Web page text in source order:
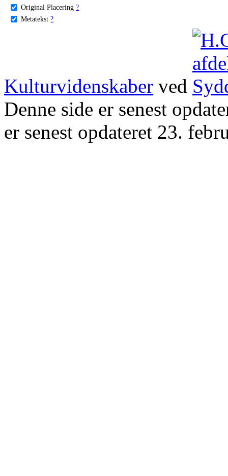
Original Placering ?
Metatekst ?
Kulturvidenskaber ved
Denne side er senest
er senest opdateret 23.